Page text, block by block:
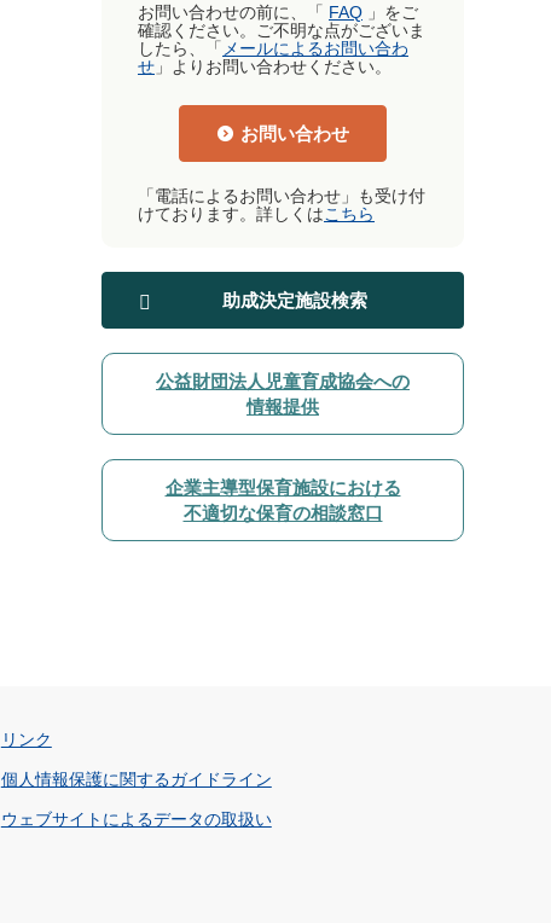
お問い合わせの前に、「 FAQ 」をご
確認ください。ご不明な点がございま
したら、「 メールによるお問い合わ
せ 」よりお問い合わせください。
お問い合わせ
「電話によるお問い合わせ」も受け付
けております。詳しくはこちら
助成決定施設検索
公益財団法人児童育成協会への
情報提供
企業主導型保育施設における
不適切な保育の相談窓口
リンク
個人情報保護に関するガイドライン
ウェブサイトによるデータの取扱い